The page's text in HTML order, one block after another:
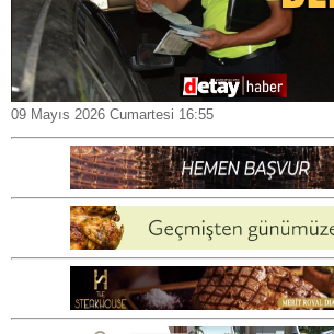
09 Mayıs 2026 Cumartesi 16:55